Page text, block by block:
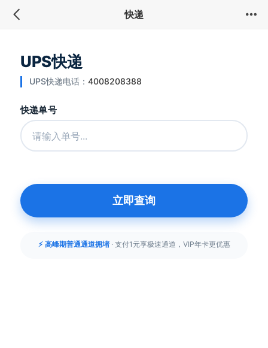
快递
UPS快递
UPS快递电话： 4008208388
快递单号
立即查询
⚡ 高峰期普通通道拥堵· 支付1元享极速通道，VIP年卡更优惠